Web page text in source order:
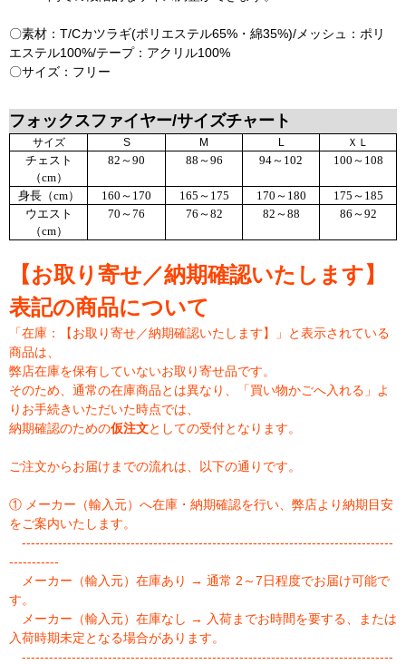
〇素材：T/Cカツラギ(ポリエステル65%・綿35%)/メッシュ：ポリ
エステル100%/テープ：アクリル100%
〇サイズ：フリー
フォックスファイヤー/サイズチャート
サイズ S M L ＸＬ
チェスト
（cm）
82～90 88～96 94～102 100～108
身長（cm） 160～170 165～175 170～180
175～185
ウエスト
（cm）
70～76 76～82 82～88 86～92
【お取り寄せ／納期確認いたします】
表記の商品について
「在庫：【お取り寄せ／納期確認いたします】」と表示されている
商品は、
弊店在庫を保有していないお取り寄せ品です。
そのため、通常の在庫商品とは異なり、「買い物かごへ入れる」よ
りお手続きいただいた時点では、
納期確認のための仮注文としての受付となります。
ご注文からお届けまでの流れは、以下の通りです。
① メーカー（輸入元）へ在庫・納期確認を行い、弊店より納期目安
をご案内いたします。
----------------------------------------------------------------------------------
-----------
メーカー（輸入元）在庫あり → 通常 2～7日程度でお届け可能で
す。
メーカー（輸入元）在庫なし → 入荷までお時間を要する、または
入荷時期未定となる場合があります。
----------------------------------------------------------------------------------